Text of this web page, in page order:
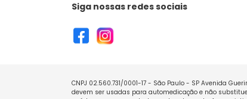
Siga nossas redes sociais
CNPJ 02.560.731/0001-17 - São Paulo - SP Avenida
devem ser usadas para automedicação e não